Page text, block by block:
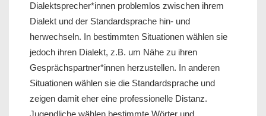
Dialektsprecher*innen problemlos zwischen ihrem
Dialekt und der Standardsprache hin- und
herwechseln. In bestimmten Situationen wählen sie
jedoch ihren Dialekt, z.B. um Nähe zu ihren
Gesprächspartner*innen herzustellen. In anderen
Situationen wählen sie die Standardsprache und
zeigen damit eher eine professionelle Distanz.